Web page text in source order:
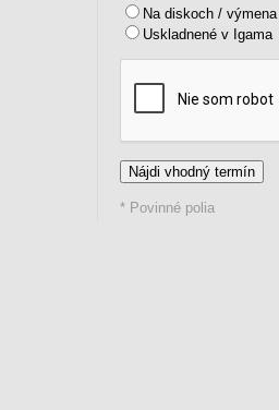
Na diskoch / výmena
Uskladnené v Igama
* Povinné polia